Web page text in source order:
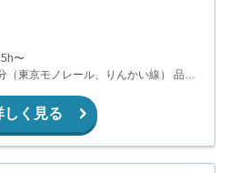
〜
（東京モノレール、りんかい線） 品川
しく見る